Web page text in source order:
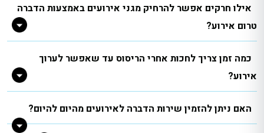
אילו חרקים אפשר להרחיק מגני אירועים באמצעות הדברה
טרום אירוע?
כמה זמן צריך לחכות אחרי הריסוס עד שאפשר לערוך
אירוע?
האם ניתן להזמין שירות הדברה לאירועים מהיום להיום?